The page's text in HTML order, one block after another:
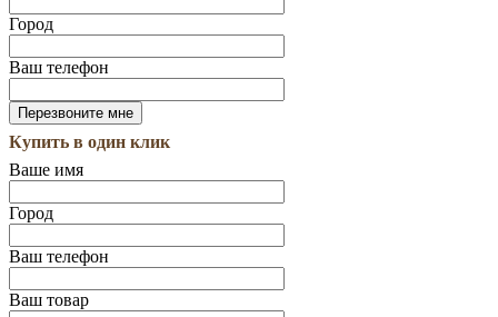
Город
Ваш телефон
Купить в один клик
Ваше имя
Город
Ваш телефон
Ваш товар